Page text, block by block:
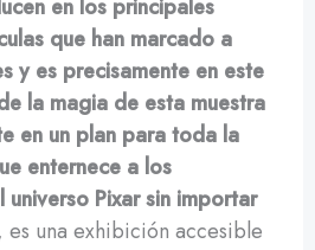
en los principales
que han marcado a
y es precisamente en este
la magia de esta muestra
en un plan para toda la
enternece a los
Pixar sin importar
es una exhibición accesible